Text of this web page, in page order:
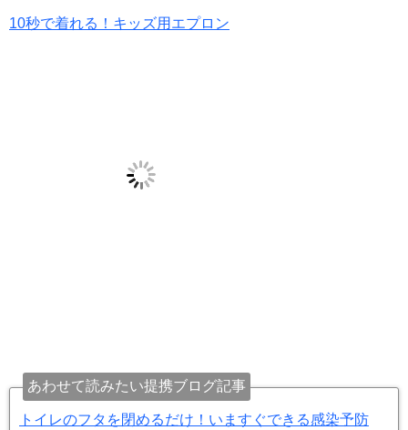
10秒で着れる！キッズ用エプロン
あわせて読みたい提携ブログ記事
トイレのフタを閉めるだけ！いますぐできる感染予防